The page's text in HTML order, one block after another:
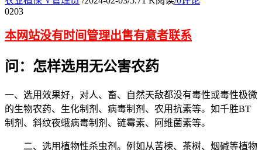
0203
本网站没有时间管理出售有意者联系
问：怎样选用无公害农药
一、选用效果好，对人、畜、自然天敌都没有毒性或毒性极微
的生物农药、生化制剂、病毒制剂、农用抗素等。如千胜BT
制剂、斜纹夜蛾病毒制剂、链霉素、阿维菌素等。
二、选用植物性杀虫剂。例如从苦楝、茶树、烟碱等植物